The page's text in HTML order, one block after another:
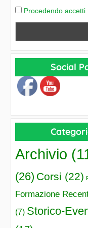
Procedendo accetti
Social
Archivio
(26) Corsi (22)
Formazione
(7) Storico-